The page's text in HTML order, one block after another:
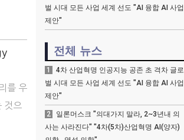
를 우
것으
벌 시대 모든 사업 세계 선도 "AI 융합 AI 사업
제안"
전체 뉴스
1
4차 산업혁명 인공지능 공존 초 격차 글로
벌 시대 모든 사업 세계 선도 "AI 융합 AI 사업
제안"
2
일론머스크 "의대가지 말라, 2~3년내 의
사는 사라진다" "4차(5차)산업혁명 AI(양자)